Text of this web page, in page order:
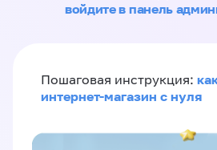
войдите в панель
Пошаговая инструкция:
интернет-магазин с нуля